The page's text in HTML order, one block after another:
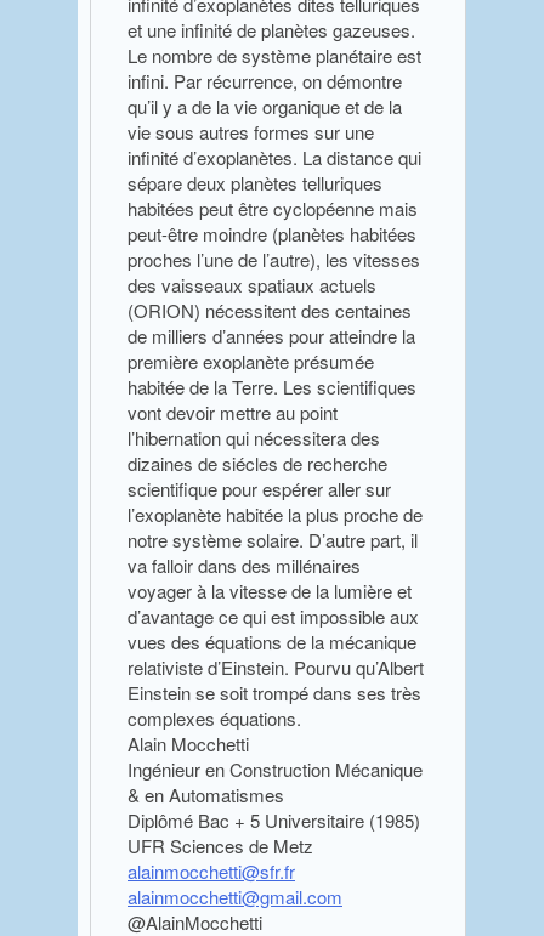
et une infinité de planètes gazeuses.
Le nombre de système planétaire est
infini. Par récurrence, on démontre
qu’il y a de la vie organique et de la
vie sous autres formes sur une
infinité d’exoplanètes. La distance qui
sépare deux planètes telluriques
habitées peut être cyclopéenne mais
peut-être moindre (planètes habitées
proches l’une de l’autre), les vitesses
des vaisseaux spatiaux actuels
(ORION) nécessitent des centaines
de milliers d’années pour atteindre la
première exoplanète présumée
habitée de la Terre. Les scientifiques
vont devoir mettre au point
l’hibernation qui nécessitera des
dizaines de siécles de recherche
scientifique pour espérer aller sur
l’exoplanète habitée la plus proche de
notre système solaire. D’autre part, il
va falloir dans des millénaires
voyager à la vitesse de la lumière et
d’avantage ce qui est impossible aux
vues des équations de la mécanique
relativiste d’Einstein. Pourvu qu’Albert
Einstein se soit trompé dans ses très
complexes équations.
Alain Mocchetti
Ingénieur en Construction Mécanique
& en Automatismes
Diplômé Bac + 5 Universitaire (1985)
UFR Sciences de Metz
alainmocchetti@sfr.fr
alainmocchetti@gmail.com
@AlainMocchetti